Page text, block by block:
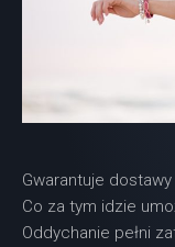
Gwarantuje
Co za tym idzie
Oddychanie pełni